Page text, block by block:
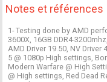
Notes et références
1- Testing done by AMD
3600X, 16GB DDR4-
AMD Driver 19.50, NV
5 @ 1080p High settings,
Modern Warfare @ High
@ High settings, Red Dead